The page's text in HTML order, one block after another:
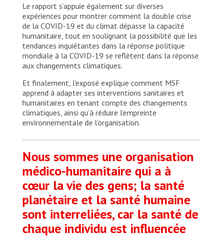
Le rapport s’appuie également sur diverses
expériences pour montrer comment la double crise
de la COVID-19 et du climat dépasse la capacité
humanitaire, tout en soulignant la possibilité que les
tendances inquiétantes dans la réponse politique
mondiale à la COVID-19 se reflètent dans la réponse
aux changements climatiques.
Et finalement, l’exposé explique comment MSF
apprend à adapter ses interventions sanitaires et
humanitaires en tenant compte des changements
climatiques, ainsi qu’à réduire l’empreinte
environnementale de l’organisation.
Nous sommes une organisation
médico-humanitaire qui a à
cœur la vie des gens; la santé
planétaire et la santé humaine
sont interreliées, car la santé de
chaque individu est influencée